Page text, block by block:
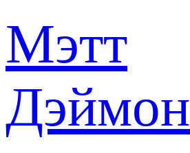
Мэтт
Дэймон